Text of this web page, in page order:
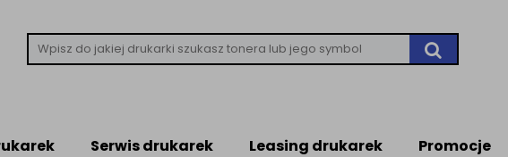
Serwis drukarek Leasing drukarek Promocje